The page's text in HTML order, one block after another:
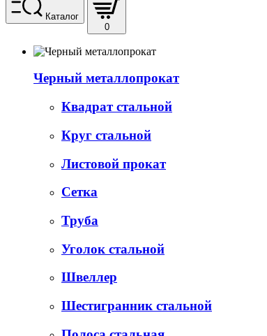
Каталог
0
Черный металлопрокат
Квадрат стальной
Круг стальной
Листовой прокат
Сетка
Труба
Уголок стальной
Швеллер
Шестигранник стальной